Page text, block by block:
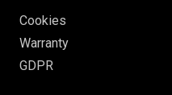
Cookies
Warranty
GDPR